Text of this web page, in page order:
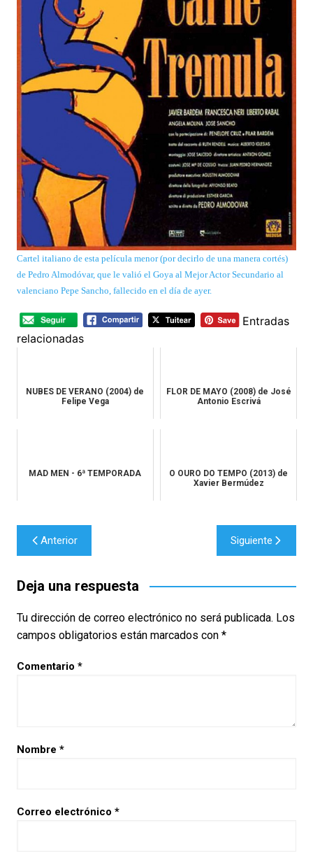
Cartel italiano de esta película menor (por decirlo de una manera cortés)
de Pedro Almodóvar, que le valió el Goya al Mejor Actor Secundario al
valenciano Pepe Sancho, fallecido en el día de ayer.
Entradas
relacionadas
NUBES DE VERANO (2004) de
Felipe Vega
FLOR DE MAYO (2008) de José
Antonio Escrivá
MAD MEN - 6ª TEMPORADA
O OURO DO TEMPO (2013) de
Xavier Bermúdez
Navegación
de
entradas
Anterior Siguiente
Deja una respuesta
Tu dirección de correo electrónico no será publicada. Los
campos obligatorios están marcados con *
Comentario *
Nombre *
Correo electrónico *